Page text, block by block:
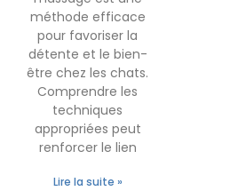
méthode efficace
pour favoriser la
détente et le bien-
être chez les chats.
Comprendre les
techniques
appropriées peut
renforcer le lien
Lire la suite »